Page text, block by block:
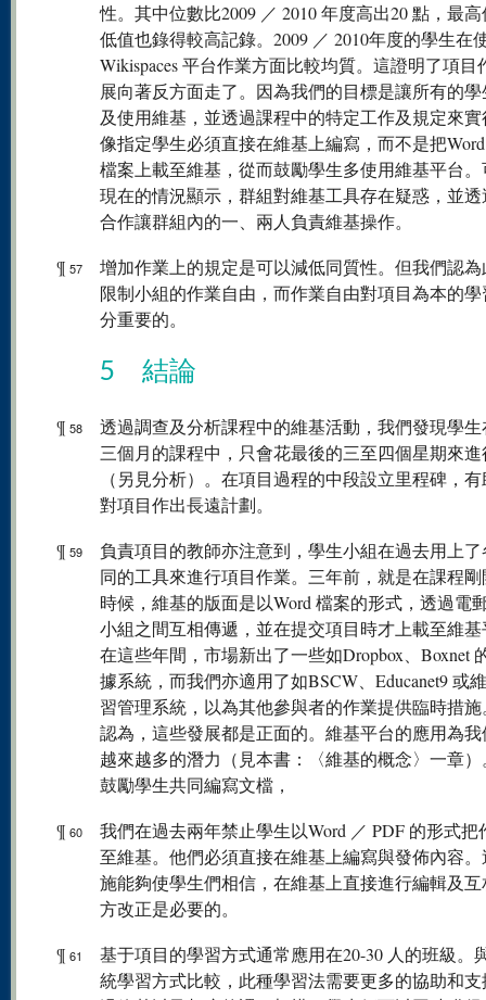
性。其中位數比2009 ／ 2010 年度高出20 點，最
低值也錄得較高記錄。2009 ／ 2010年度的學生在
Wikispaces 平台作業方面比較均質。這證明了項目
展向著反方面走了。因為我們的目標是讓所有的
及使用維基，並透過課程中的特定工作及規定來
像指定學生必須直接在維基上編寫，而不是把
檔案上載至維基，從而鼓勵學生多使用維基平台
現在的情況顯示，群組對維基工具存在疑惑，並
合作讓群組內的一、兩人負責維基操作。
¶ 57
增加作業上的規定是可以減低同質性。但我們認
限制小組的作業自由，而作業自由對項目為本的
分重要的。
5 結論
¶ 58
透過調查及分析課程中的維基活動，我們發現學
三個月的課程中，只會花最後的三至四個星期來
（另見分析）。在項目過程的中段設立里程碑，
對項目作出長遠計劃。
¶ 59
負責項目的教師亦注意到，學生小組在過去用上
同的工具來進行項目作業。三年前，就是在課程
時候，維基的版面是以Word 檔案的形式，透過電
小組之間互相傳遞，並在提交項目時才上載至維
在這些年間，市場新出了一些如Dropbox、Boxnet
據系統，而我們亦適用了如BSCW、Educanet9 或
習管理系統，以為其他參與者的作業提供臨時措
認為，這些發展都是正面的。維基平台的應用為
越來越多的潛力（見本書：〈維基的概念〉一章
鼓勵學生共同編寫文檔，
¶ 60
我們在過去兩年禁止學生以Word ／ PDF 的形式把
至維基。他們必須直接在維基上編寫與發佈內容
施能夠使學生們相信，在維基上直接進行編輯及
方改正是必要的。
¶ 61
基于項目的學習方式通常應用在20-30 人的班級。
統學習方式比較，此種學習法需要更多的協助和